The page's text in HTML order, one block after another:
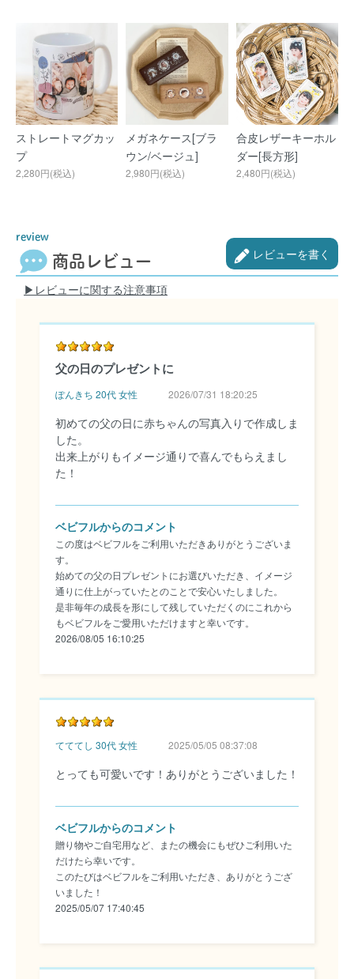
ストレートマグカッ
プ
2,280円(税込)
メガネケース[ブラ
ウン/ベージュ]
2,980円(税込)
合皮レザーキーホル
ダー[長方形]
2,480円(税込)
review
商品レビュー レビューを書く
▶︎レビューに関する注意事項
父の日のプレゼントに
ぽんきち 20代 女性 2026/07/31 18:20:25
初めての父の日に赤ちゃんの写真入りで作成しま
した。
出来上がりもイメージ通りで喜んでもらえまし
た！
ベビフルからのコメント
この度はベビフルをご利用いただきありがとうございま
す。
始めての父の日プレゼントにお選びいただき、イメージ
通りに仕上がっていたとのことで安心いたしました。
是非毎年の成長を形にして残していただくのにこれから
もベビフルをご愛用いただけますと幸いです。
2026/08/05 16:10:25
てててし 30代 女性 2025/05/05 08:37:08
とっても可愛いです！ありがとうございました！
ベビフルからのコメント
贈り物やご自宅用など、またの機会にもぜひご利用いた
だけたら幸いです。
このたびはベビフルをご利用いただき、ありがとうござ
いました！
2025/05/07 17:40:45